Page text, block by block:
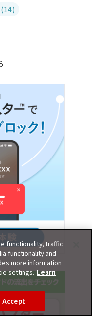
functionality, traffic
functionality and
more information
settings. Learn
Accept